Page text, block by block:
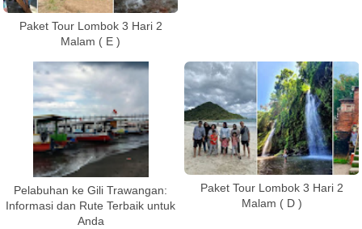
Paket Tour Lombok 3 Hari 2
Malam ( E )
Pelabuhan ke Gili Trawangan:
Informasi dan Rute Terbaik untuk
Anda
Paket Tour Lombok 3 Hari 2
Malam ( D )